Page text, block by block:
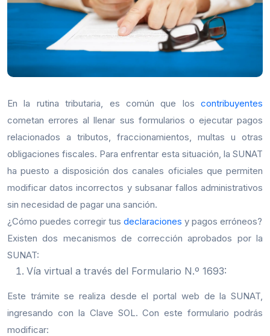
En la rutina tributaria, es común que los contribuyentes
cometan errores al llenar sus formularios o ejecutar pagos
relacionados a tributos, fraccionamientos, multas u otras
obligaciones fiscales. Para enfrentar esta situación, la SUNAT
ha puesto a disposición dos canales oficiales que permiten
modificar datos incorrectos y subsanar fallos administrativos
sin necesidad de pagar una sanción.
¿Cómo puedes corregir tus declaraciones y pagos erróneos?
Existen dos mecanismos de corrección aprobados por la
SUNAT:
Vía virtual a través del Formulario N.º 1693:
Este trámite se realiza desde el portal web de la SUNAT,
ingresando con la Clave SOL. Con este formulario podrás
modificar: